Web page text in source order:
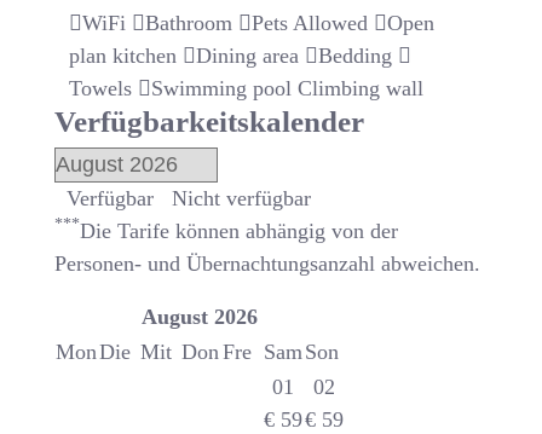
WiFi Bathroom Pets Allowed
Open
plan kitchen
Dining area
Bedding
Towels
Swimming pool Climbing wall
Verfügbarkeitskalender
Verfügbar Nicht verfügbar
***Die Tarife können abhängig von der
Personen- und Übernachtungsanzahl abweichen.
August 2026
MonDie Mit DonFre SamSon
01
€ 59
02
€ 59